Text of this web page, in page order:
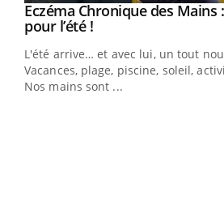
Youtube
Eczéma Chronique des Mains
pour l’été !Youtube
L'été arrive… et avec lui, un tout
Vacances, plage, piscine, soleil,
Nos mains sont ...